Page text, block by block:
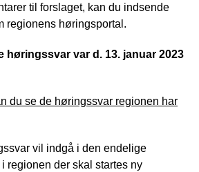
til forslaget, kan du indsende
regionens høringsportal.
høringssvar var d. 13. januar 2023
du se de høringssvar regionen har
vil indgå i den endelige
regionen der skal startes ny